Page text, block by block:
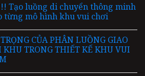
Tạo luồng di chuyển thông minh
từng mô hình khu vui chơi
CỦA PHÂN LUỒNG GIAO
KHU TRONG THIẾT KẾ KHU VUI